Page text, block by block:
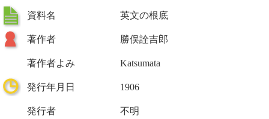
資料名 英文の根底
著作者 勝俣詮吉郎
著作者よみ Katsumata
発行年月日 1906
発行者 不明